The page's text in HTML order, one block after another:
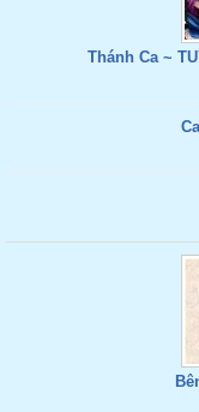
Thánh Ca ~